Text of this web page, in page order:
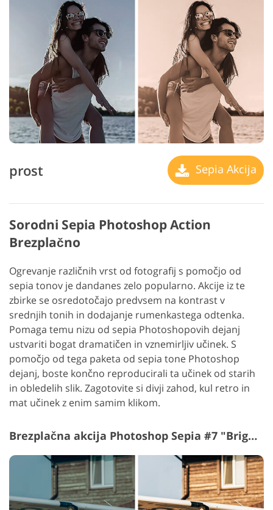
prost Sepia Akcija
Sorodni Sepia Photoshop Action
Brezplačno
Ogrevanje različnih vrst od fotografij s pomočjo od
sepia tonov je dandanes zelo popularno. Akcije iz te
zbirke se osredotočajo predvsem na kontrast v
srednjih tonih in dodajanje rumenkastega odtenka.
Pomaga temu nizu od sepia Photoshopovih dejanj
ustvariti bogat dramatičen in vznemirljiv učinek. S
pomočjo od tega paketa od sepia tone Photoshop
dejanj, boste končno reproducirali ta učinek od starih
in obledelih slik. Zagotovite si divji zahod, kul retro in
mat učinek z enim samim klikom.
Brezplačna akcija Photoshop Sepia #7 "Brightening"